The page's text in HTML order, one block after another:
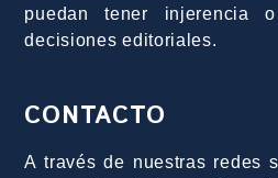
puedan tener injerencia
decisiones editoriales.
CONTACTO
A través de nuestras redes